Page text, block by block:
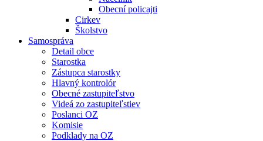
Obecní policajti
Cirkev
Školstvo
Samospráva
Detail obce
Starostka
Zástupca starostky
Hlavný kontrolór
Obecné zastupiteľstvo
Videá zo zastupiteľstiev
Poslanci OZ
Komisie
Podklady na OZ